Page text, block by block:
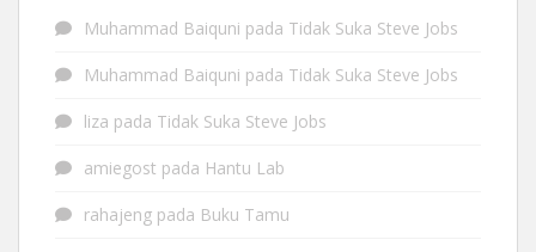
Muhammad Baiquni pada Tidak Suka Steve Jobs
Muhammad Baiquni pada Tidak Suka Steve Jobs
liza pada Tidak Suka Steve Jobs
amiegost pada Hantu Lab
rahajeng pada Buku Tamu